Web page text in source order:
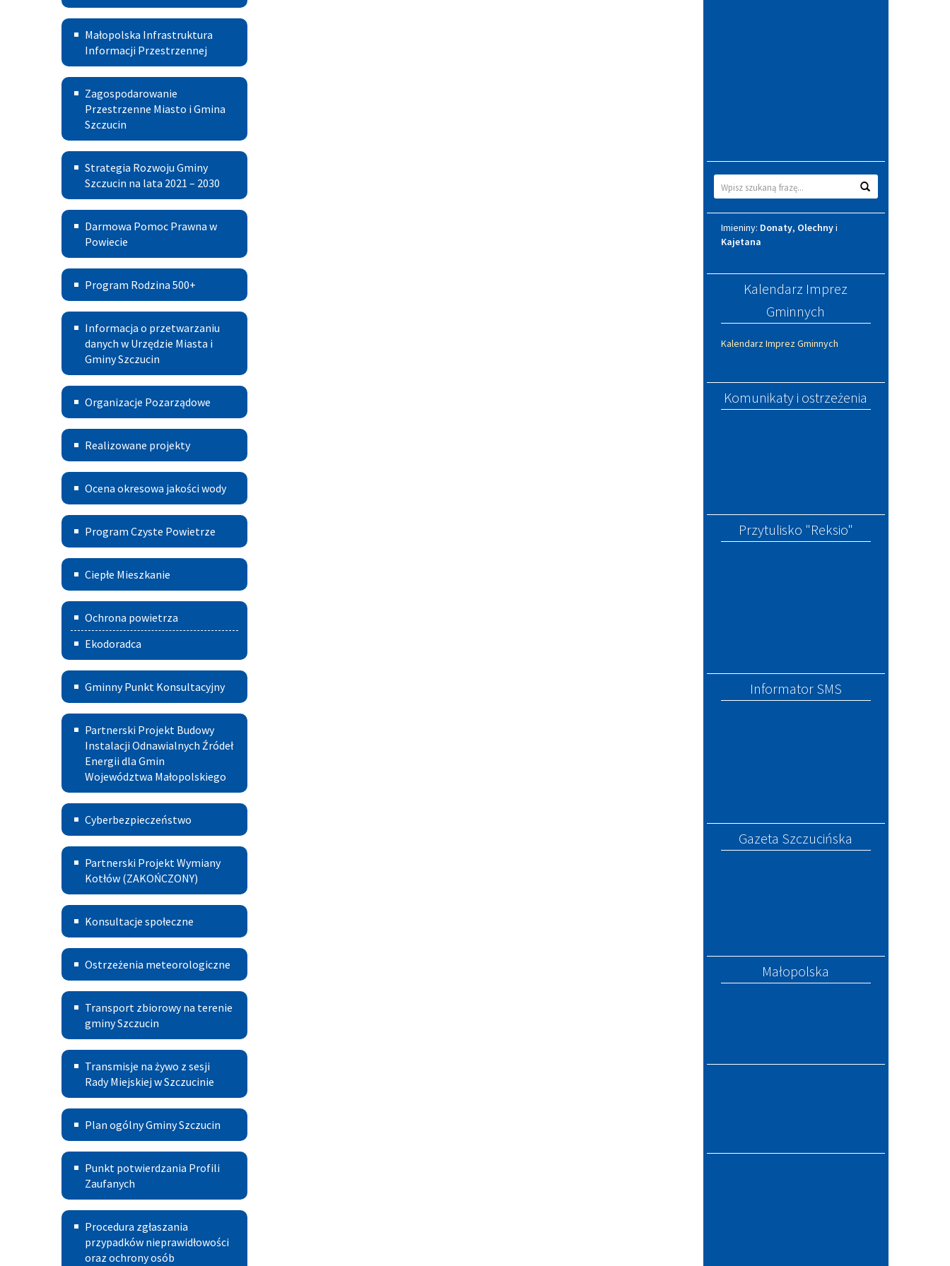
Informacja
Działalności
Gospodarczej
Małopolska
Infrastruktura
Informacji
Przestrzennej
Małopolska Infrastruktura
Informacji Przestrzennej
Zagospodarowanie
Przestrzenne
Miasto
i
Gmina
Szczucin
Zagospodarowanie
Przestrzenne Miasto i Gmina
Szczucin
Strategia
Rozwoju
Gminy
Szczucin
2021
2030
Strategia Rozwoju Gminy
Szczucin na lata 2021 – 2030
Darmowa
Pomoc
Prawna
w
Powiecie
Darmowa Pomoc Prawna w
Powiecie
Program
Rodzina
500+
Program Rodzina 500+
Informacja
przetwarzaniu
danych
Miasta
Gminy
Szczucin
Informacja o przetwarzaniu
danych w Urzędzie Miasta i
Gminy Szczucin
Szczuciński
Portal
Aktywnych
Organizacje Pozarządowe
Termomodernizacja
Realizowane projekty
Ocena
okresowa
jakości
wody
Ocena okresowa jakości wody
Program
czyste
powietrze
Program Czyste Powietrze
Ciepłe
Mieszkanie
Ciepłe Mieszkanie
Deklaracja
CEEB
-
źródła
ciepła
i spalania
paliw
Ochrona powietrza
Ekodoradca
Gminny
Punkt
Konsultacyjny
Szczucinie
Gminny Punkt Konsultacyjny
Partnerski
Projekt
Budowy
Instalacji
Odnawialnych
Źródeł
Energii
dla
Gmin
Województwa
Małopolskiego
Partnerski Projekt Budowy
Instalacji Odnawialnych Źródeł
Energii dla Gmin
Województwa Małopolskiego
Cyberbezpieczeństwo
Cyberbezpieczeństwo
Partnerski
Projekt
Wymiany
Kotłów
Partnerski Projekt Wymiany
Kotłów (ZAKOŃCZONY)
Konsultacje
Konsultacje społeczne
Ostrzeżenia
meteorologiczne
Ostrzeżenia meteorologiczne
Transport
Publiczny
Transport zbiorowy na terenie
gminy Szczucin
Transmisje
żywo
z
sesji
Rady
Miejskiej
Szczucinie
Transmisje na żywo z sesji
Rady Miejskiej w Szczucinie
Plan
ogólny
Gminy
Szczucin
Plan ogólny Gminy Szczucin
Punkt
potwierdzania
Profili
Zaufanych
Punkt potwierdzania Profili
Zaufanych
Procedura
zgłoszeń
Procedura zgłaszania
przypadków nieprawidłowości
oraz ochrony osób
Wyszukiwarka Wyszukaj
Imieniny
Imieniny: Donaty, Olechnyi
Kajetana
Kalendarz Imprez
Gminnych
Kalendarz Imprez Gminnych
Komunikaty i ostrzeżenia
Przytulisko "Reksio"
Informator SMS
Gazeta Szczucińska
Małopolska